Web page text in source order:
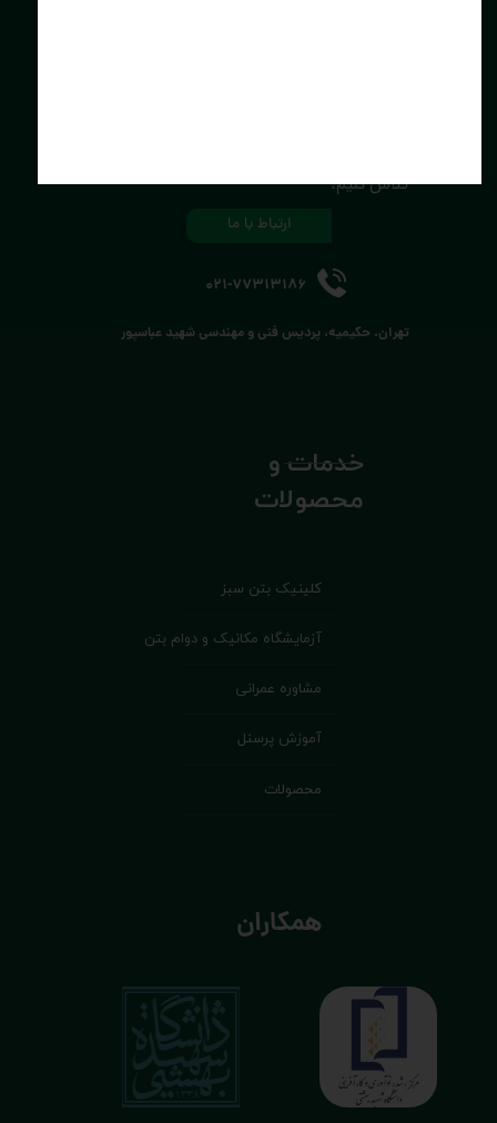
خدمات و
محصولات
کلینیک بتن سبز
آزمایشگاه مکانیک و دوام بتن
مشاوره عمرانی
آموزش پرسنل
محصولات
تهران، حکیمیه، پردیس فنی و مهندسی شهید عباسپور
021-77313186
تلاش کنیم.
ارتباط با ما
همکاران